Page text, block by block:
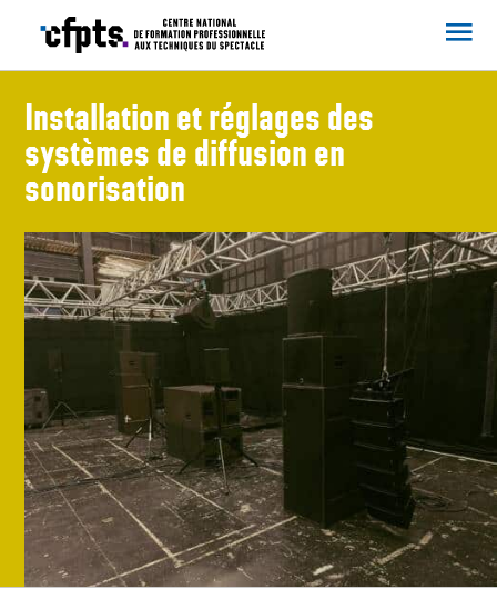
Installation et réglages des
systèmes de diffusion en
sonorisation